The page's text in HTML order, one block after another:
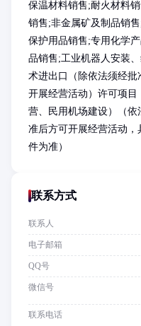
保温材料销售;耐火材料
销售;非金属矿及制品销
保护用品销售;专用化学
品销售;工业机器人安装
术进出口（除依法须经
开展经营活动）许可项
营、民用机场建设）（
准后方可开展经营活动
件为准）
联系方式
联系人
电子邮箱
QQ号
微信号
联系电话